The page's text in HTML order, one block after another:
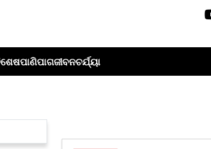
ପାଣିପାଗଜୀବନଚର୍ଯ୍ୟା